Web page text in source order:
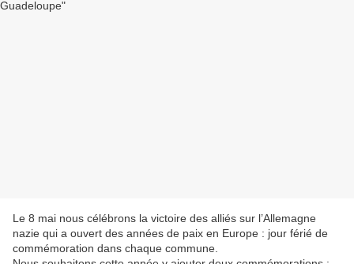
Le 8 mai nous célébrons la victoire des alliés sur l’Allemagne
nazie qui a ouvert des années de paix en Europe : jour férié de
commémoration dans chaque commune.